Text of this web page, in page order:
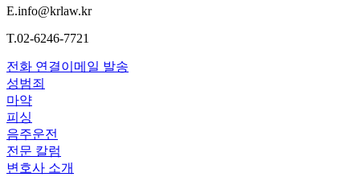
E.info@krlaw.kr
T.02-6246-7721
전화 연결이메일 발송
성범죄
마약
피싱
음주운전
전문 칼럼
변호사 소개